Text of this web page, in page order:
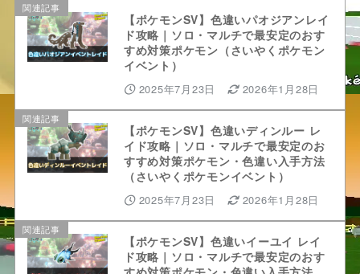
関連記事
【ポケモンSV】色違いパオジアンレイ
ド攻略｜ソロ・マルチで最安定のおす
すめ対策ポケモン（さいやくポケモン
イベント）
2025年7月23日 2026年1月28日
関連記事
【ポケモンSV】色違いディンルー レ
イド攻略｜ソロ・マルチで最安定のお
すすめ対策ポケモン・色違い入手方法
（さいやくポケモンイベント）
2025年7月23日 2026年1月28日
関連記事
【ポケモンSV】色違いイーユイ レイ
ド攻略｜ソロ・マルチで最安定のおす